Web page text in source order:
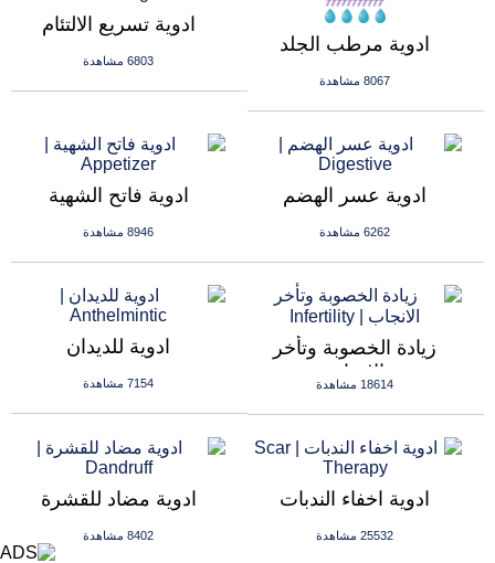
ادوية تسريع الالتئام
6803 مشاهدة
ادوية مرطب الجلد
8067 مشاهدة
ادوية فاتح الشهية
8946 مشاهدة
ادوية عسر الهضم
6262 مشاهدة
ادوية للديدان
7154 مشاهدة
زيادة الخصوبة وتأخر
الانجاب
18614 مشاهدة
ادوية مضاد للقشرة
8402 مشاهدة
ادوية اخفاء الندبات
25532 مشاهدة